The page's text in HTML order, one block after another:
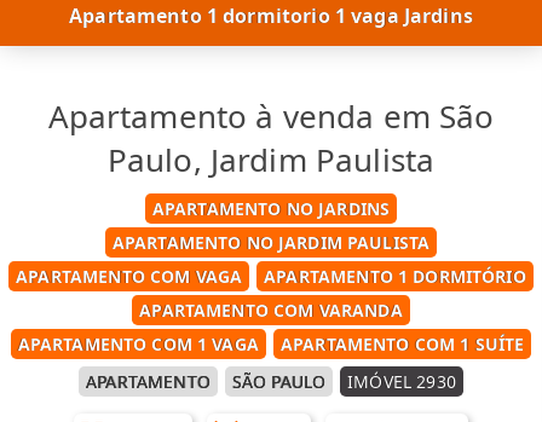
Apartamento 1 dormitorio 1 vaga Jardins
Apartamento à venda em São
Paulo, Jardim Paulista
APARTAMENTO NO JARDINS
APARTAMENTO NO JARDIM PAULISTA
APARTAMENTO COM VAGA
APARTAMENTO 1 DORMITÓRIO
APARTAMENTO COM VARANDA
APARTAMENTO COM 1 VAGA
APARTAMENTO COM 1 SUÍTE
APARTAMENTO
SÃO PAULO IMÓVEL 2930